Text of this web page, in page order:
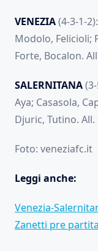
VENEZIA(4-3-1-
Modolo, Felicioli;
Forte, Bocalon.
SALERNITANA
Aya; Casasola,
Djuric, Tutino. All.
Foto: veneziafc.it
Leggi anche:
Venezia-
Zanetti pre